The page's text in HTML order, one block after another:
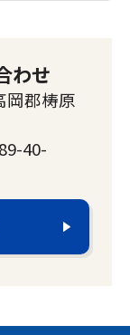
わせ
郡梼原
40-